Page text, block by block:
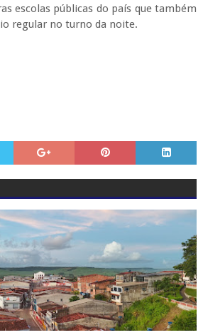
escolas públicas do país que também
regular no turno da noite.